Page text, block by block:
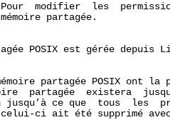
modifier  les
partagée.
POSIX est gérée depuis
partagée POSIX ont la
partagée  existera
jusqu’à ce que  tous  les
ci ait été supprimé